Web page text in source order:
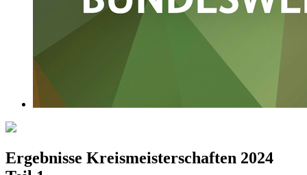
Ergebnisse Kreismeisterschaften 2024